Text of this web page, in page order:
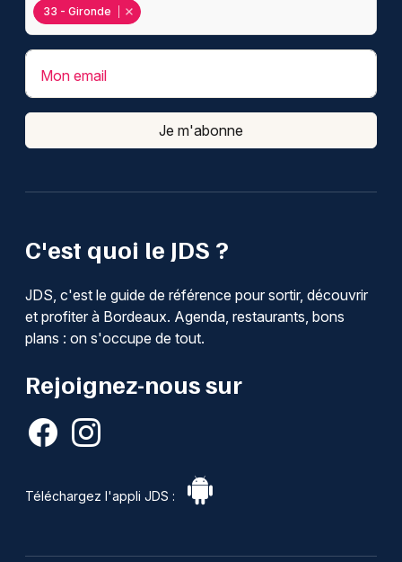
C'est quoi le JDS ?
JDS, c'est le guide de référence pour sortir, découvrir
et profiter à Bordeaux. Agenda, restaurants, bons
plans : on s'occupe de tout.
Rejoignez-nous sur
Téléchargez l'appli JDS :
33 - Gironde
Mon email
Je m'abonne